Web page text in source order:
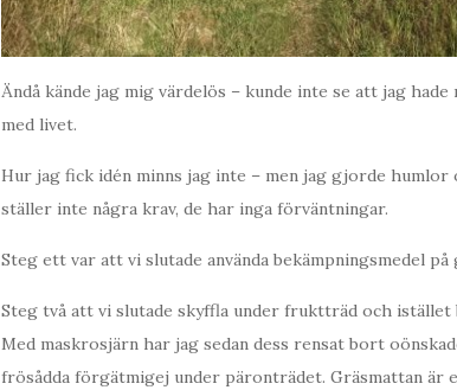
Ändå kände jag mig värdelös – kunde inte se att jag
med livet.
Hur jag fick idén minns jag inte – men jag gjorde
ställer inte några krav, de har inga förväntningar.
Steg ett var att vi slutade använda bekämpningsmedel på
Steg två att vi slutade skyffla under fruktträd och istället
Med maskrosjärn har jag sedan dess rensat bort
frösådda förgätmigej under päronträdet. Gräsmattan är